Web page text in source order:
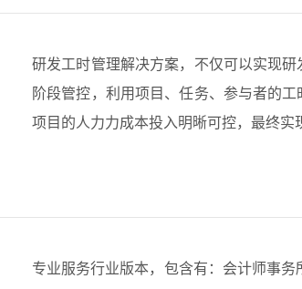
研发工时管理解决方案，不仅可以实现
阶段管控，利用项目、任务、参与者的
项目的人力力成本投入明晰可控，最终实
专业服务行业版本，包含有：会计师事